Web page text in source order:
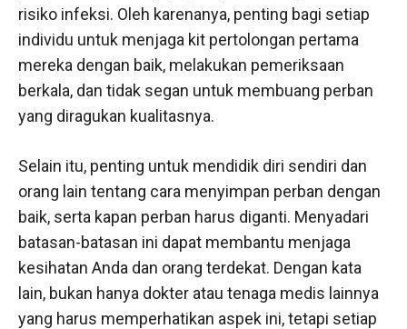
risiko infeksi. Oleh karenanya, penting bagi setiap
individu untuk menjaga kit pertolongan pertama
mereka dengan baik, melakukan pemeriksaan
berkala, dan tidak segan untuk membuang perban
yang diragukan kualitasnya.
Selain itu, penting untuk mendidik diri sendiri dan
orang lain tentang cara menyimpan perban dengan
baik, serta kapan perban harus diganti. Menyadari
batasan-batasan ini dapat membantu menjaga
kesihatan Anda dan orang terdekat. Dengan kata
lain, bukan hanya dokter atau tenaga medis lainnya
yang harus memperhatikan aspek ini, tetapi setiap